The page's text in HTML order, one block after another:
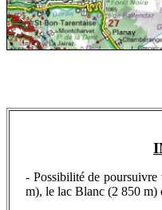
- Possibilité de
m), le lac Blanc (2 850 m)